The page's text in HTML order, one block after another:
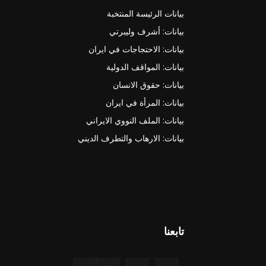
بيانات الرئيسة المنتخبة
بيانات: أشرف وليبرتي
بيانات: الاحتجاجات في ايران
بيانات: المواقف الدولية
بيانات: حقوق الانسان
بيانات: المرأة في ايران
بيانات: الملف النووي الايراني
بيانات: الارهاب والتطرف الديني
تابعنا